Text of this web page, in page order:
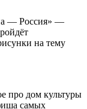
— Россия» —
на тему
про дом культуры
самых